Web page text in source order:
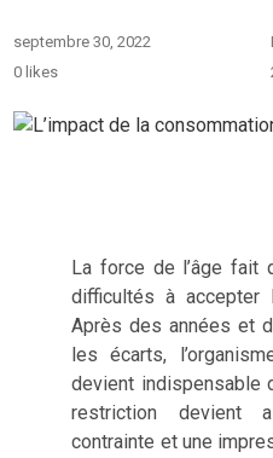
septembre 30, 2022
0 likes
La force de l’âge fait
difficultés à accepter
Après des années et
les écarts,
devient indispensable
restriction devient
contrainte et une